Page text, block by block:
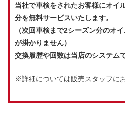
当社で車検をされたお客様にオイ
分を無料サービスいたします。
（次回車検まで2シーズン分のオ
が掛かりません）
交換履歴や回数は当店のシステム
※詳細については販売スタッフに